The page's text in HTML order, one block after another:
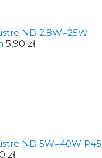
ND 2.8W=25W
5,90 zł
ND 5W=40W P45
zł